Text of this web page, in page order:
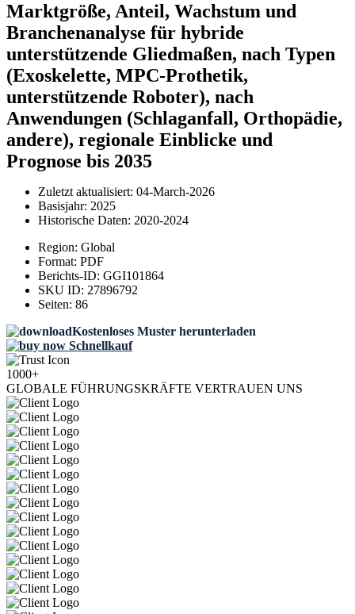
Marktgröße, Anteil, Wachstum und
Branchenanalyse für hybride
unterstützende Gliedmaßen, nach Typen
(Exoskelette, MPC-Prothetik,
unterstützende Roboter), nach
Anwendungen (Schlaganfall, Orthopädie,
andere), regionale Einblicke und
Prognose bis 2035
Zuletzt aktualisiert: 04-March-2026
Basisjahr: 2025
Historische Daten: 2020-2024
Region: Global
Format: PDF
Berichts-ID: GGI101864
SKU ID: 27896792
Seiten: 86
Kostenloses Muster herunterladen
Schnellkauf
1000+
GLOBALE FÜHRUNGSKRÄFTE VERTRAUEN UNS